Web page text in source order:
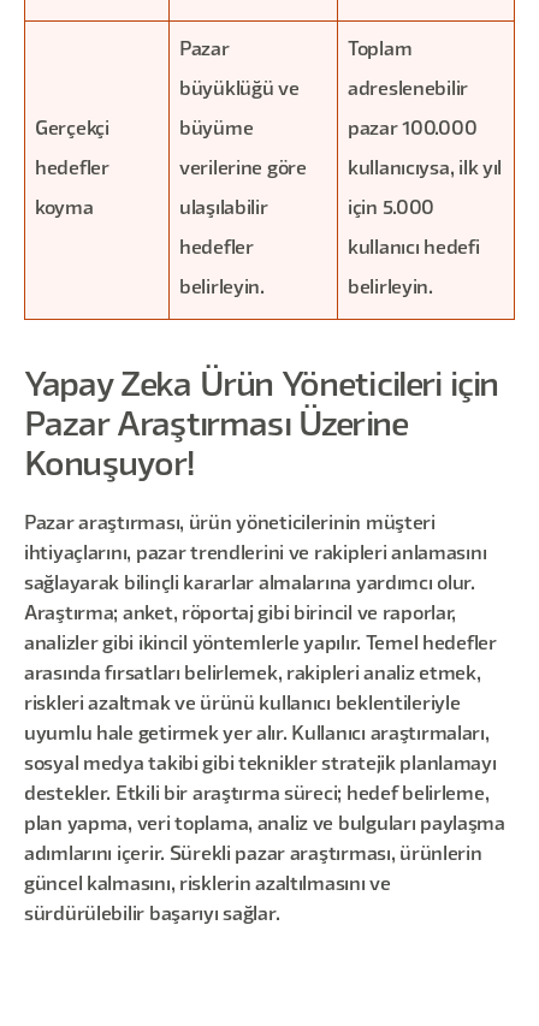
Gerçekçi
hedefler
koyma
Pazar
büyüklüğü ve
büyüme
verilerine göre
ulaşılabilir
hedefler
belirleyin.
Toplam
adreslenebilir
pazar 100.000
kullanıcıysa, ilk yıl
için 5.000
kullanıcı hedefi
belirleyin.
Yapay Zeka Ürün Yöneticileri için
Pazar Araştırması Üzerine
Konuşuyor!
Pazar araştırması, ürün yöneticilerinin müşteri
ihtiyaçlarını, pazar trendlerini ve rakipleri anlamasını
sağlayarak bilinçli kararlar almalarına yardımcı olur.
Araştırma; anket, röportaj gibi birincil ve raporlar,
analizler gibi ikincil yöntemlerle yapılır. Temel hedefler
arasında fırsatları belirlemek, rakipleri analiz etmek,
riskleri azaltmak ve ürünü kullanıcı beklentileriyle
uyumlu hale getirmek yer alır. Kullanıcı araştırmaları,
sosyal medya takibi gibi teknikler stratejik planlamayı
destekler. Etkili bir araştırma süreci; hedef belirleme,
plan yapma, veri toplama, analiz ve bulguları paylaşma
adımlarını içerir. Sürekli pazar araştırması, ürünlerin
güncel kalmasını, risklerin azaltılmasını ve
sürdürülebilir başarıyı sağlar.